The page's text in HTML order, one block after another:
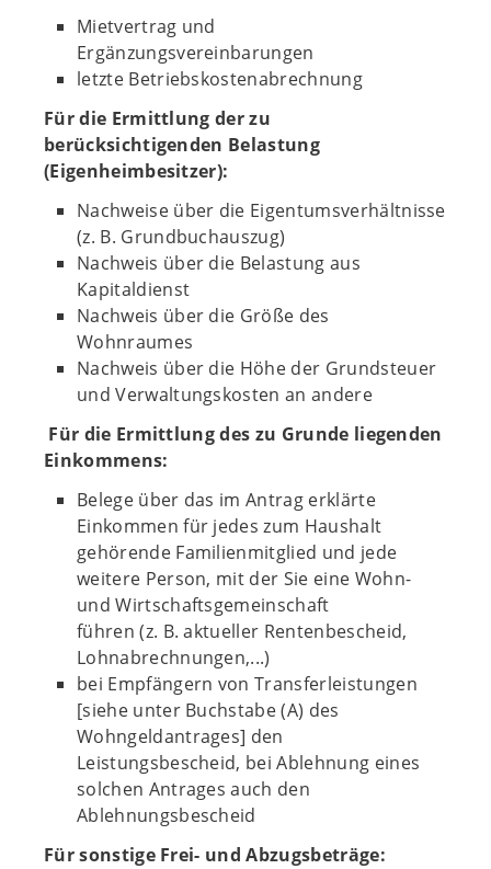
Mietvertrag und
Ergänzungsvereinbarungen
letzte Betriebskostenabrechnung
Für die Ermittlung der zu
berücksichtigenden Belastung
(Eigenheimbesitzer):
Nachweise über die Eigentumsverhältnisse
(z. B. Grundbuchauszug)
Nachweis über die Belastung aus
Kapitaldienst
Nachweis über die Größe des
Wohnraumes
Nachweis über die Höhe der Grundsteuer
und Verwaltungskosten an andere
Für die Ermittlung des zu Grunde liegenden
Einkommens:
Belege über das im Antrag erklärte
Einkommen für jedes zum Haushalt
gehörende Familienmitglied und jede
weitere Person, mit der Sie eine Wohn-
und Wirtschaftsgemeinschaft
führen (z. B. aktueller Rentenbescheid,
Lohnabrechnungen,...)
bei Empfängern von Transferleistungen
[siehe unter Buchstabe (A) des
Wohngeldantrages] den
Leistungsbescheid, bei Ablehnung eines
solchen Antrages auch den
Ablehnungsbescheid
Für sonstige Frei- und Abzugsbeträge: